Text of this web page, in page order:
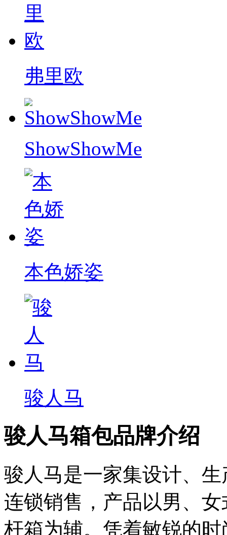
弗里欧
ShowShowMe
本色娇姿
骏人马
骏人马箱包品牌介绍
骏人马是一家集设计、
连锁销售，产品以男、
杆箱为辅。凭着敏锐的